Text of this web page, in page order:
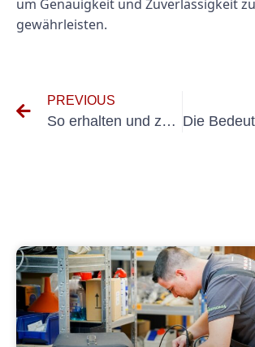
um Genauigkeit und Zuverlässigkeit zu
gewährleisten.
PREVIOUS
So erhalten und zeigen Sie die BGV A3-Prüfplakette-Zertifizierung an